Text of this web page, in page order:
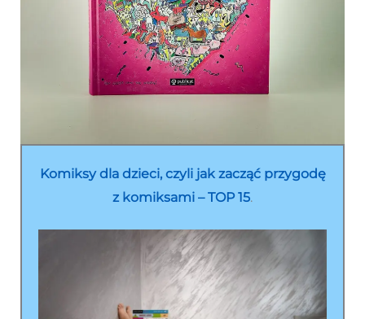
Komiksy dla dzieci, czyli jak zacząć przygodę
z komiksami – TOP 15.